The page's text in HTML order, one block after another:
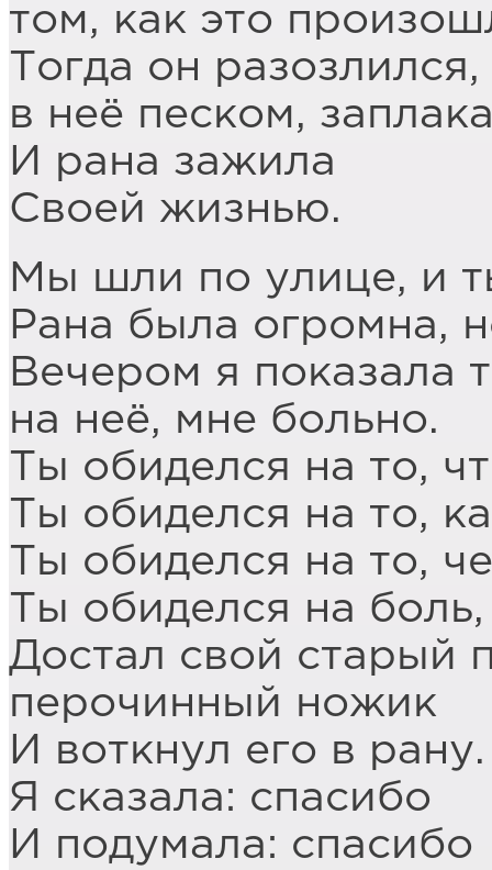
том, как это
Тогда он
в неё песком,
И рана зажила
Своей жизнью.
Мы шли по улице, и
Рана была огромна,
Вечером я показала
на неё, мне больно.
Ты обиделся на то,
Ты обиделся на то,
Ты обиделся на то,
Ты обиделся на боль,
Достал свой старый
перочинный ножик
И воткнул его в рану.
Я сказала: спасибо
И подумала: спасибо